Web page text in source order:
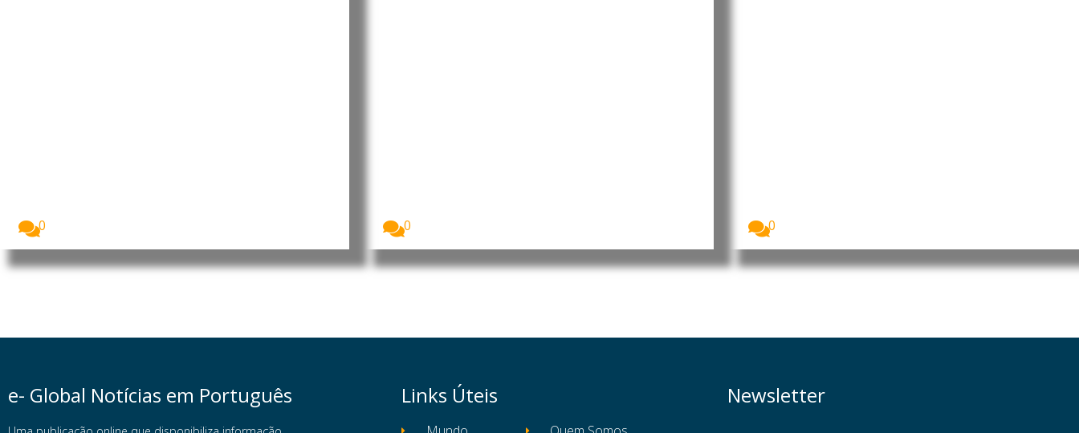
0
0
0
e- Global Notícias em Português Links Úteis Newsletter